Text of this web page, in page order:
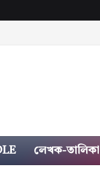
লেখক-তালিকা